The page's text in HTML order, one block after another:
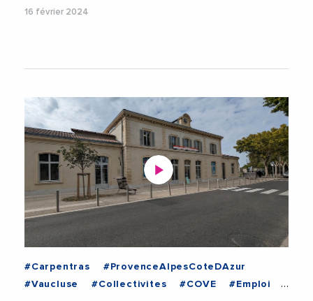
16 février 2024
#Carpentras
#ProvenceAlpesCoteDAzur
#Vaucluse
#Collectivites #COVE
#Emploi